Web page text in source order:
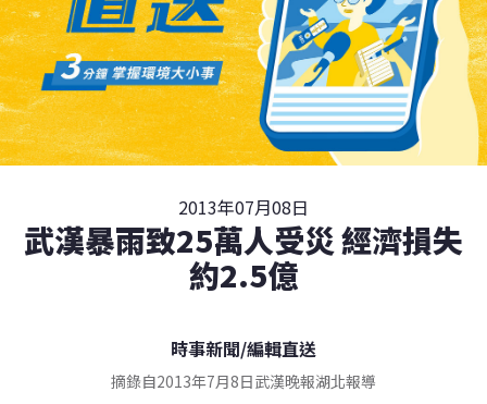
2013年07月08日
武漢暴雨致25萬人受災 經濟損失
約2.5億
時事新聞/編輯直送
摘錄自2013年7月8日武漢晚報湖北報導